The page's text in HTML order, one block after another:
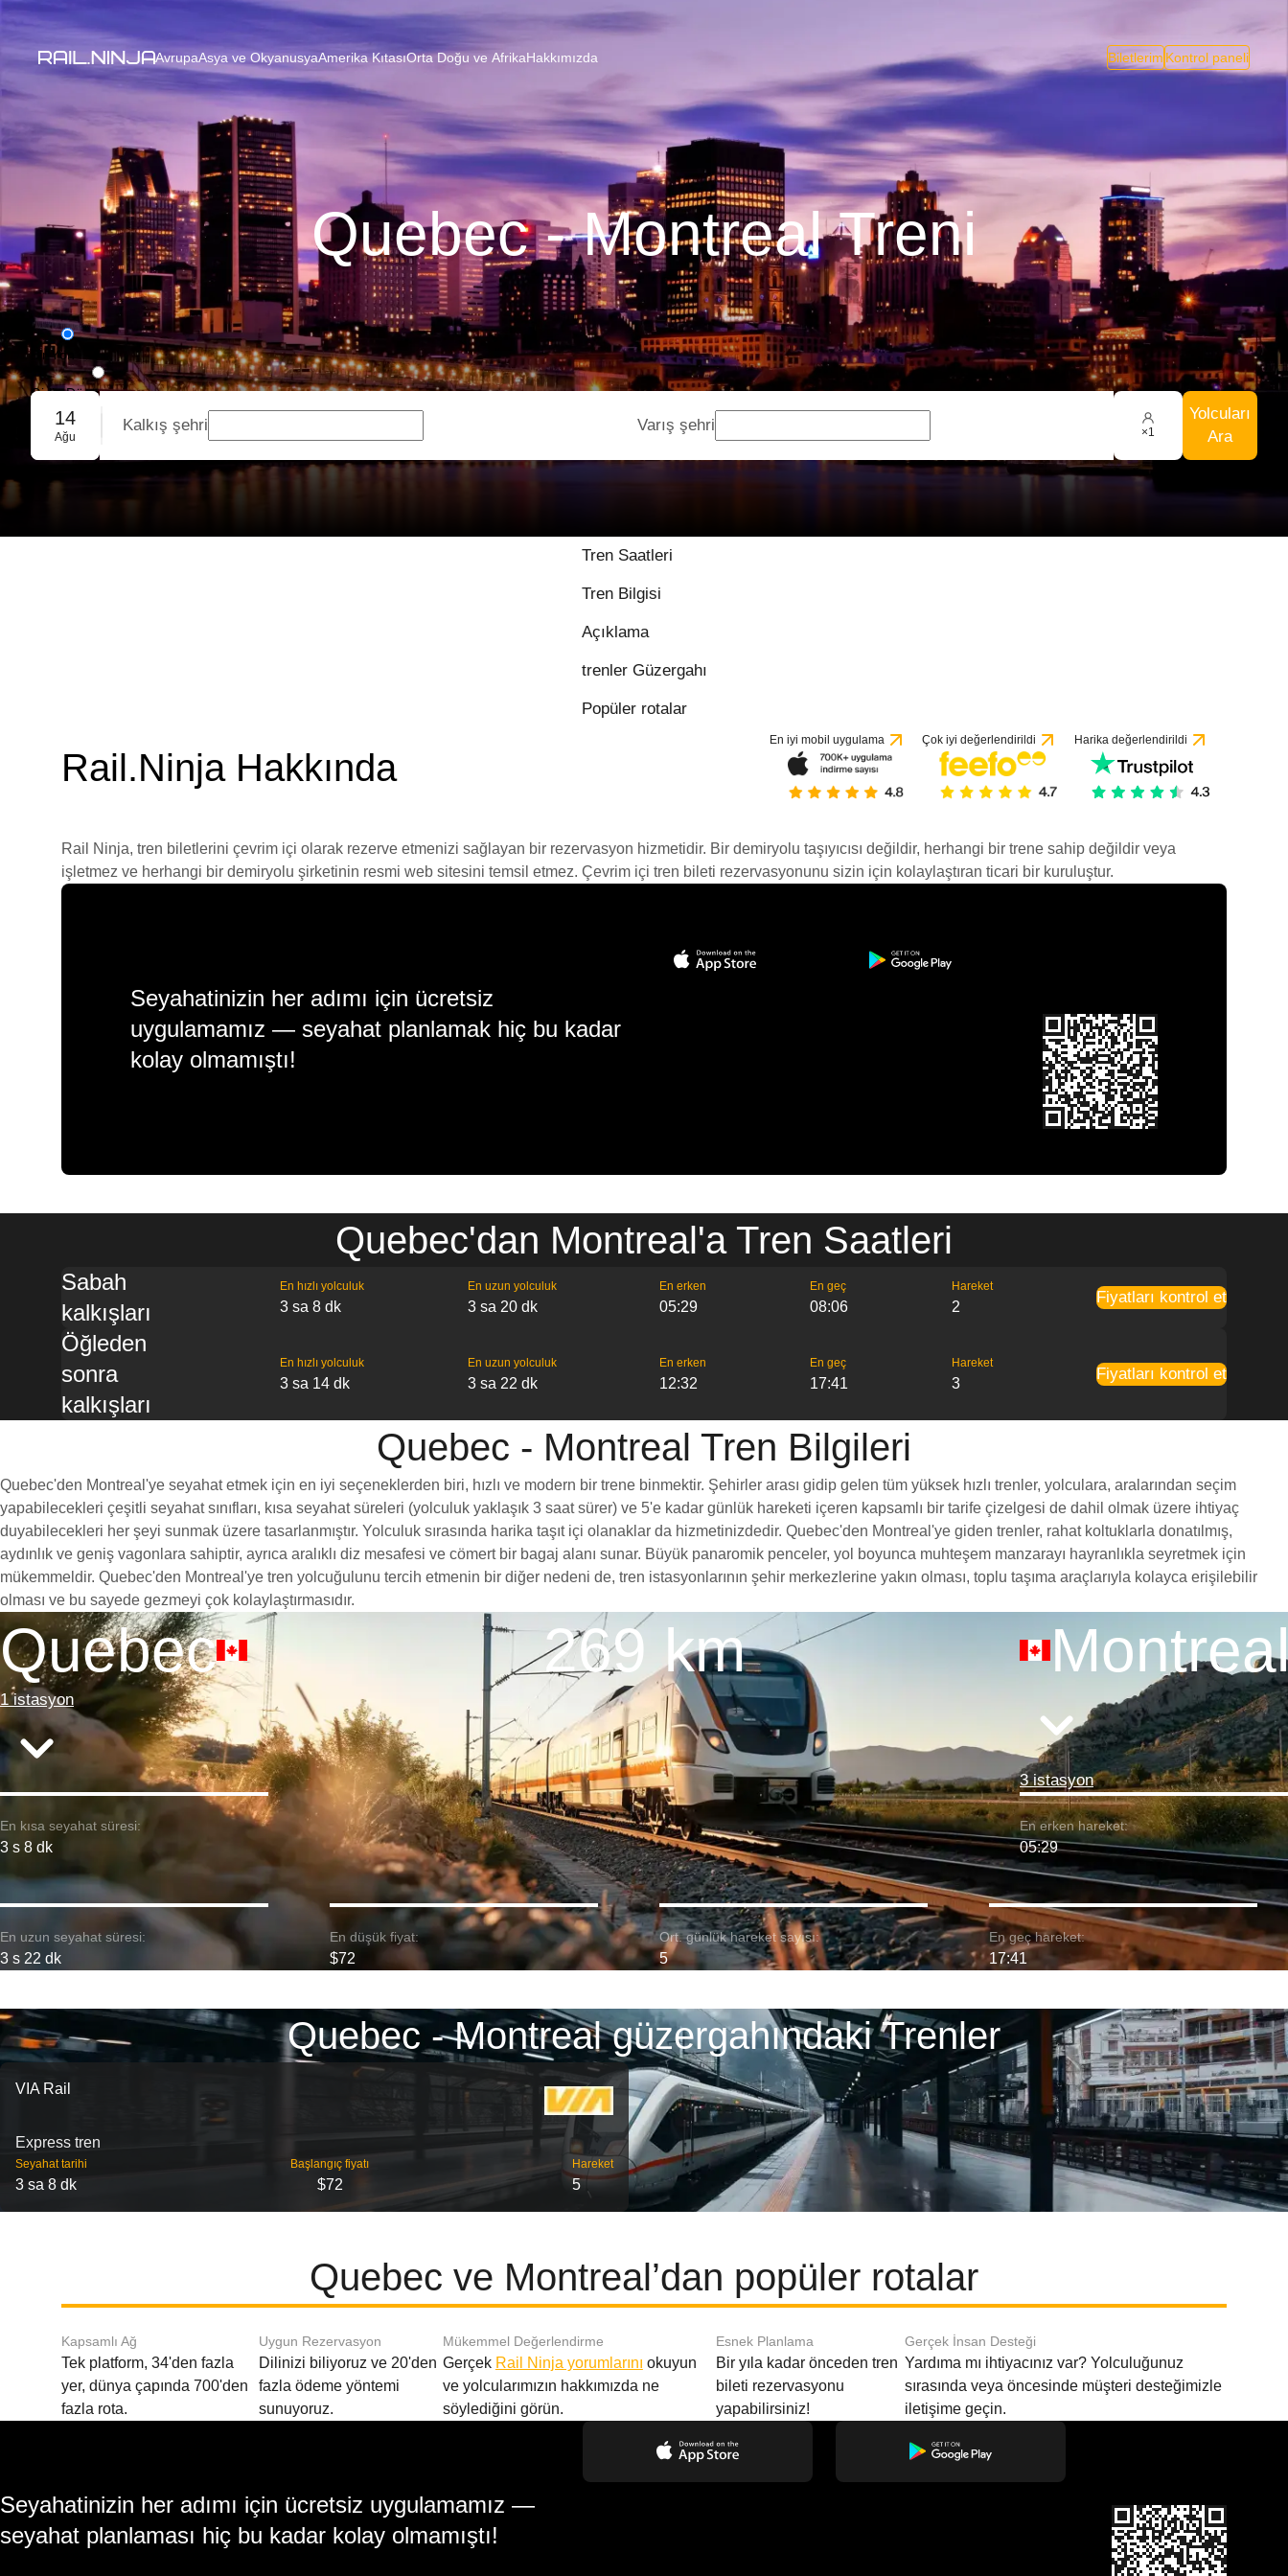
AvrupaAsya ve OkyanusyaAmerika KıtasıOrta Doğu ve AfrikaHakkımızda Biletlerim Kontrol paneli
Quebec - Montreal Treni
Bir Yön
Gidiş-Dönüş
Grup Rezervasyonu
14
Ağu
Kalkış şehri Varış şehri ×1
Yolcuları
Ara
Tren Saatleri
Tren Bilgisi
Açıklama
trenler Güzergahı
Popüler rotalar
Rail.Ninja Hakkında
En iyi mobil uygulama Çok iyi değerlendirildi Harika değerlendirildi
Rail Ninja, tren biletlerini çevrim içi olarak rezerve etmenizi sağlayan bir rezervasyon hizmetidir. Bir demiryolu taşıyıcısı değildir, herhangi bir trene sahip değildir veya
işletmez ve herhangi bir demiryolu şirketinin resmi web sitesini temsil etmez. Çevrim içi tren bileti rezervasyonunu sizin için kolaylaştıran ticari bir kuruluştur.
Seyahatinizin her adımı için ücretsiz
uygulamamız — seyahat planlamak hiç bu kadar
kolay olmamıştı!
Quebec'dan Montreal'a Tren Saatleri
Sabah
kalkışları
En hızlı yolculuk
3 sa 8 dk
En uzun yolculuk
3 sa 20 dk
En erken
05:29
En geç
08:06
Hareket
2
Fiyatları kontrol et
Öğleden
sonra
kalkışları
En hızlı yolculuk
3 sa 14 dk
En uzun yolculuk
3 sa 22 dk
En erken
12:32
En geç
17:41
Hareket
3
Fiyatları kontrol et
Quebec - Montreal Tren Bilgileri
Quebec'den Montreal'ye seyahat etmek için en iyi seçeneklerden biri, hızlı ve modern bir trene binmektir. Şehirler arası gidip gelen tüm yüksek hızlı trenler, yolculara, aralarından seçim
yapabilecekleri çeşitli seyahat sınıfları, kısa seyahat süreleri (yolculuk yaklaşık 3 saat sürer) ve 5'e kadar günlük hareketi içeren kapsamlı bir tarife çizelgesi de dahil olmak üzere ihtiyaç
duyabilecekleri her şeyi sunmak üzere tasarlanmıştır. Yolculuk sırasında harika taşıt içi olanaklar da hizmetinizdedir. Quebec'den Montreal'ye giden trenler, rahat koltuklarla donatılmış,
aydınlık ve geniş vagonlara sahiptir, ayrıca aralıklı diz mesafesi ve cömert bir bagaj alanı sunar. Büyük panaromik penceler, yol boyunca muhteşem manzarayı hayranlıkla seyretmek için
mükemmeldir. Quebec'den Montreal'ye tren yolcuğulunu tercih etmenin bir diğer nedeni de, tren istasyonlarının şehir merkezlerine yakın olması, toplu taşıma araçlarıyla kolayca erişilebilir
olması ve bu sayede gezmeyi çok kolaylaştırmasıdır.
Quebec
1 istasyon
269 km
3 istasyon
En kısa seyahat süresi:
3 s 8 dk
En erken hareket:
05:29
En uzun seyahat süresi:
3 s 22 dk
En düşük fiyat:
$72
Ort. günlük hareket sayısı:
5
En geç hareket:
17:41
Quebec - Montreal güzergahındaki Trenler
VIA Rail
Express tren
Seyahat tarihi
3 sa 8 dk
Başlangıç ​​fiyatı
$72
Hareket
5
Quebec ve Montreal’dan popüler rotalar
9 / 10, 55 değerlendirmeye göre
Kapsamlı Ağ
Tek platform, 34'den fazla
yer, dünya çapında 700'den
fazla rota.
Uygun Rezervasyon
Dilinizi biliyoruz ve 20'den
fazla ödeme yöntemi
sunuyoruz.
Mükemmel Değerlendirme
Gerçek Rail Ninja yorumlarını okuyun
ve yolcularımızın hakkımızda ne
söylediğini görün.
Esnek Planlama
Bir yıla kadar önceden tren
bileti rezervasyonu
yapabilirsiniz!
Gerçek İnsan Desteği
Yardıma mı ihtiyacınız var? Yolculuğunuz
sırasında veya öncesinde müşteri desteğimizle
iletişime geçin.
Seyahatinizin her adımı için ücretsiz uygulamamız —
seyahat planlaması hiç bu kadar kolay olmamıştı!